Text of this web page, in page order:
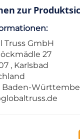
zur
Truss GmbH
27
, Karlsbad
Baden-